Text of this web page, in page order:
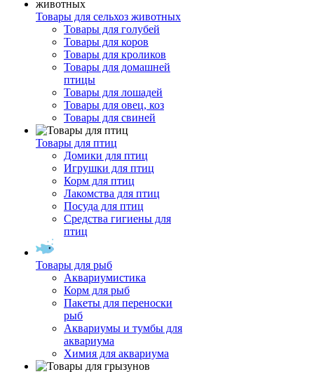
Товары для сельхоз животных
Товары для голубей
Товары для коров
Товары для кроликов
Товары для домашней
птицы
Товары для лошадей
Товары для овец, коз
Товары для свиней
Товары для птиц
Домики для птиц
Игрушки для птиц
Корм для птиц
Лакомства для птиц
Посуда для птиц
Средства гигиены для
птиц
Товары для рыб
Аквариумистика
Корм для рыб
Пакеты для переноски
рыб
Аквариумы и тумбы для
аквариума
Химия для аквариума